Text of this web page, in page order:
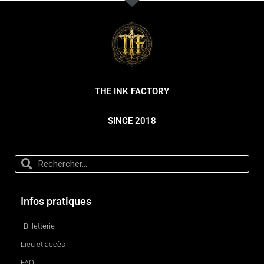
THE INK FACTORY
SINCE 2018
Infos pratiques
Billetterie
Lieu et accès